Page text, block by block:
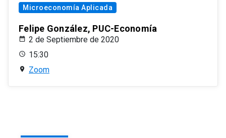
Microeconomía Aplicada
Felipe González, PUC-Economía
2 de Septiembre de 2020
15:30
Zoom